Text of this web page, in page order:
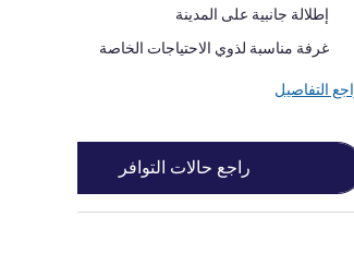
إطلالة جانبية على المدينة
غرفة مناسبة لذوي الاحتياجات الخاصة
التفاصيل
راجع حالات التوافر